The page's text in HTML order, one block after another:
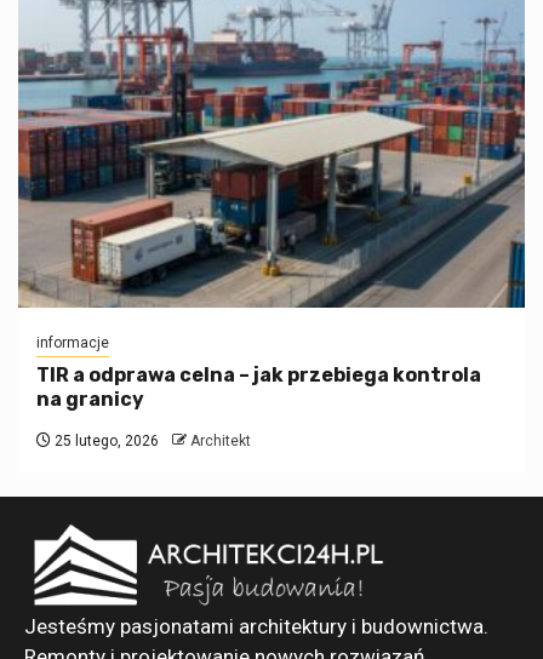
informacje
TIR a odprawa celna – jak przebiega kontrola
na granicy
25 lutego, 2026 Architekt
Jesteśmy pasjonatami architektury i budownictwa.